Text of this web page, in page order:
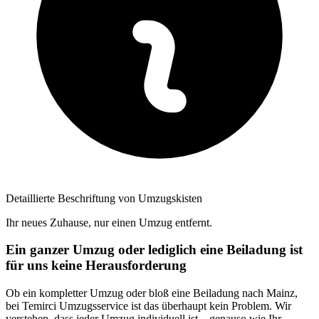
Detaillierte Beschriftung von Umzugskisten
Ihr neues Zuhause, nur einen Umzug entfernt.
Ein ganzer Umzug oder lediglich eine Beiladung ist
für uns keine Herausforderung
Ob ein kompletter Umzug oder bloß eine Beiladung nach Mainz,
bei Temirci Umzugsservice ist das überhaupt kein Problem. Wir